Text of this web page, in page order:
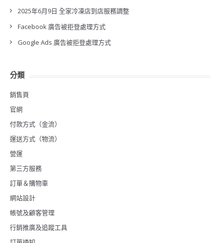
2025年6月9日 全家冷凍店到店服務調整
Facebook 廣告被拒登處理方式
Google Ads 廣告被拒登處理方式
分類
銷售頁
官網
付款方式（金流）
運送方式（物流）
營運
第三方服務
訂單＆購物車
網站設計
帳號及顧客管理
行銷推廣及追蹤工具